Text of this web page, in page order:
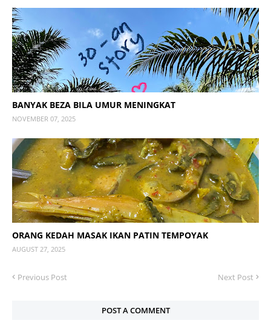
BANYAK BEZA BILA UMUR MENINGKAT
NOVEMBER 07, 2025
ORANG KEDAH MASAK IKAN PATIN TEMPOYAK
AUGUST 27, 2025
Previous Post Next Post
POST A COMMENT